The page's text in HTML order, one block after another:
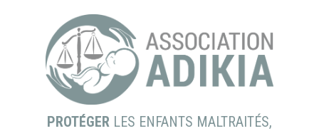
PROTÉGER LES ENFANTS MALTRAITÉS,